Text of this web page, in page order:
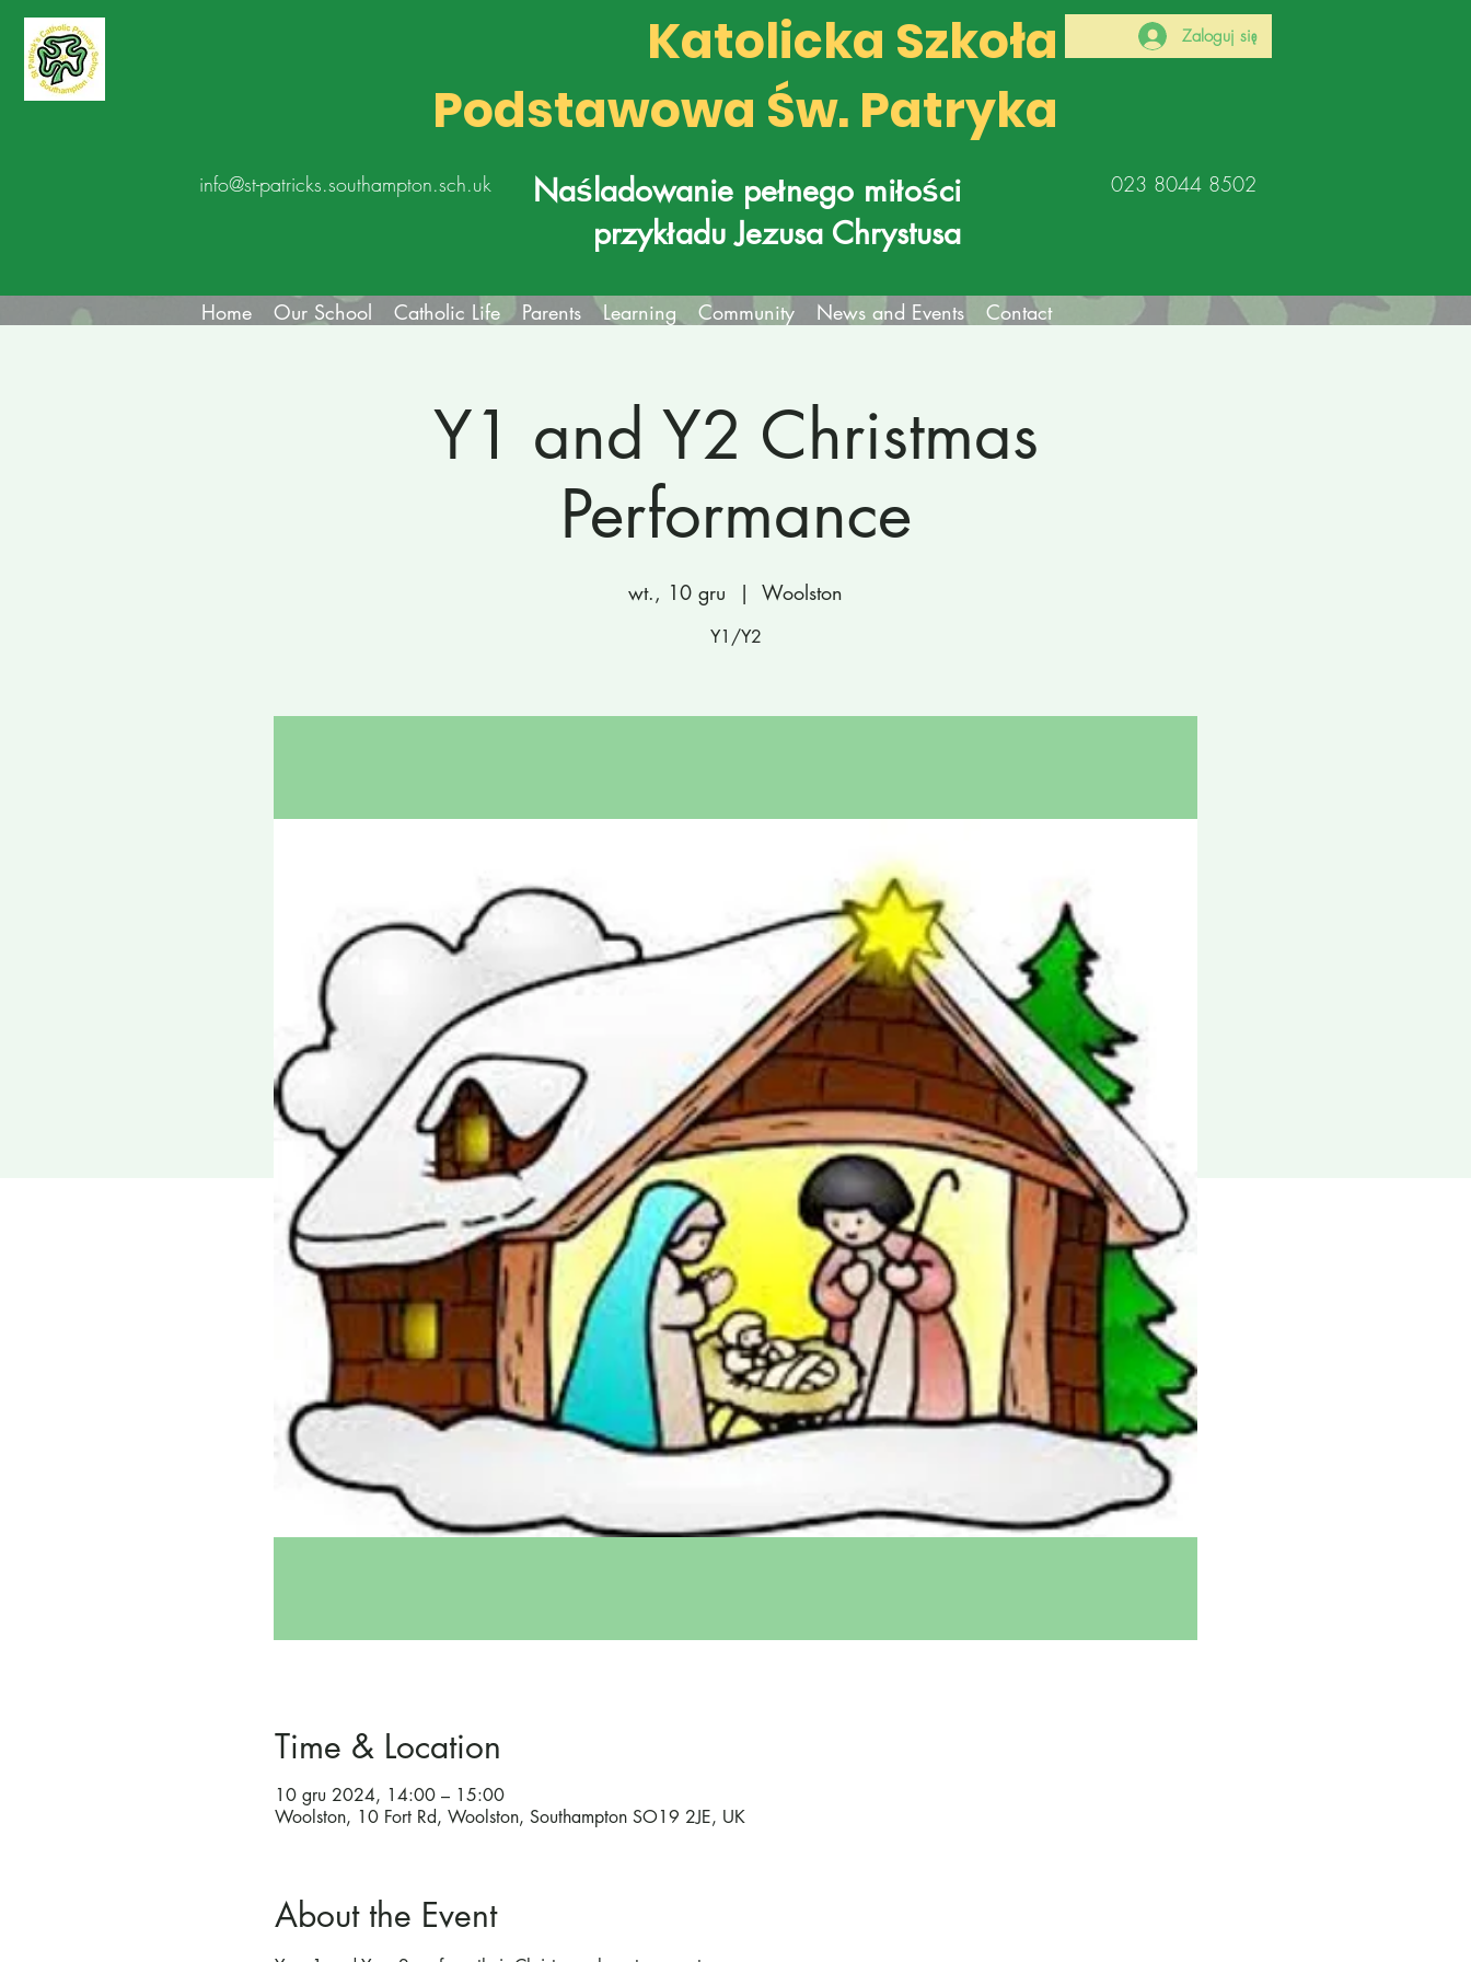
Katolicka Szkoła
Podstawowa Św. Patryka
info@st-patricks.southampton.sch.uk
Naśladowanie pełnego miłości
przykładu Jezusa Chrystusa
Zaloguj się
023 8044 8502
Home Our School Catholic Life Parents Learning Community News and Events Contact
Y1 and Y2 Christmas
Performance
wt., 10 gru
  |
Woolston
Y1/Y2
Time & Location
10 gru 2024, 14:00 – 15:00
Woolston, 10 Fort Rd, Woolston, Southampton SO19 2JE, UK
About the Event